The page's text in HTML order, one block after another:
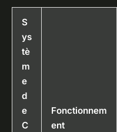
S
ys
tè
m
e
d
e
C
Fonctionnem
ent